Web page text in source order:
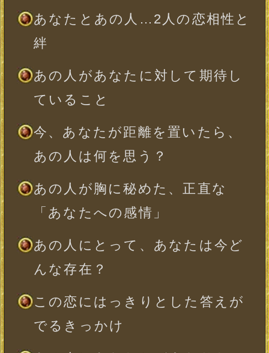
あの人はあなたとどうなりた
い？最終的に下す決意
あの人との恋を幸せなものにす
るために
一部使用できない文字がございます。
時 分
※出生時間が日を跨ぐ子刻（23：00〜1：